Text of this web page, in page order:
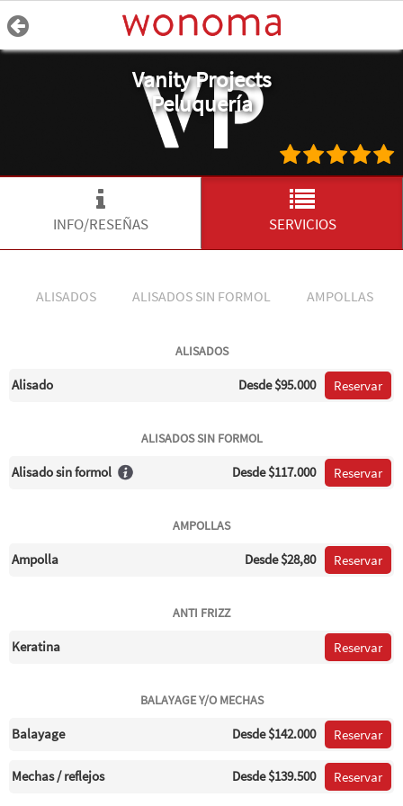
Vanity Projects
Peluquería
INFO/RESEÑAS SERVICIOS
ALISADOS ALISADOS SIN FORMOL AMPOLLAS
ALISADOS
Alisado Desde$95.000 Reservar
ALISADOS SIN FORMOL
Alisado sin formol Desde$117.000 Reservar
AMPOLLAS
Ampolla Desde$28,80 Reservar
ANTI FRIZZ
Keratina Reservar
BALAYAGE Y/O MECHAS
Balayage Desde$142.000 Reservar
Mechas / reflejos Desde$139.500 Reservar